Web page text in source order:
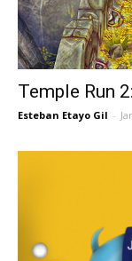
Temple Run
Esteban Etayo Gil -